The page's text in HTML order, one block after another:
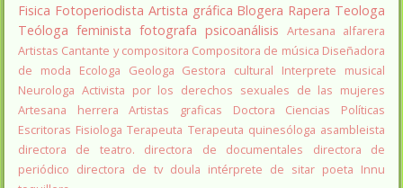
Fisica Fotoperiodista Artista gráfica Blogera Rapera Teologa
Teóloga feminista fotografa psicoanálisis Artesana alfarera
Artistas Cantante y compositora Compositora de música Diseñadora
de moda
Ecologa Geologa Gestora cultural
Interprete musical
Neurologa Activista por los derechos sexuales de las mujeres
Artesana herrera
Artistas graficas
Doctora Ciencias Políticas
Escritoras Fisiologa Terapeuta Terapeuta quinesóloga asambleista
directora de teatro.
directora de documentales
directora de
periódico directora de tv doula intérprete de sitar poeta Innu